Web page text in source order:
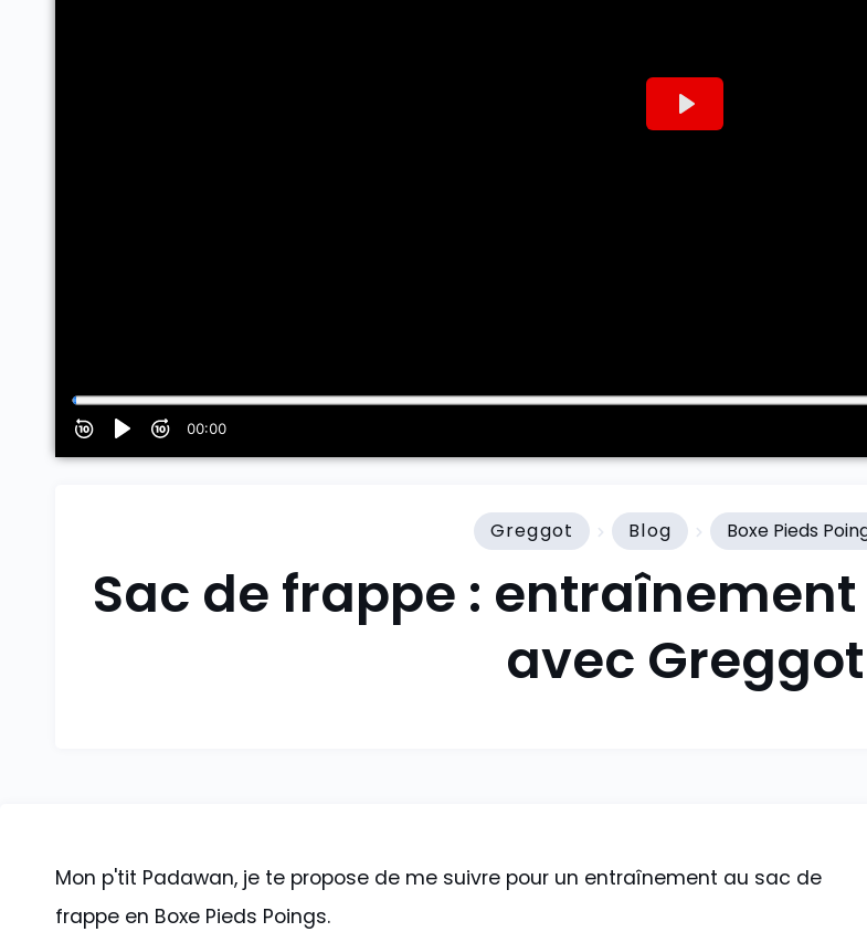
Greggot Blog Boxe Pieds
Sac de frappe : entraînement
avec Greggot
Mon p'tit Padawan, je te propose de me suivre pour un entraînement au sac de
frappe en Boxe Pieds Poings.